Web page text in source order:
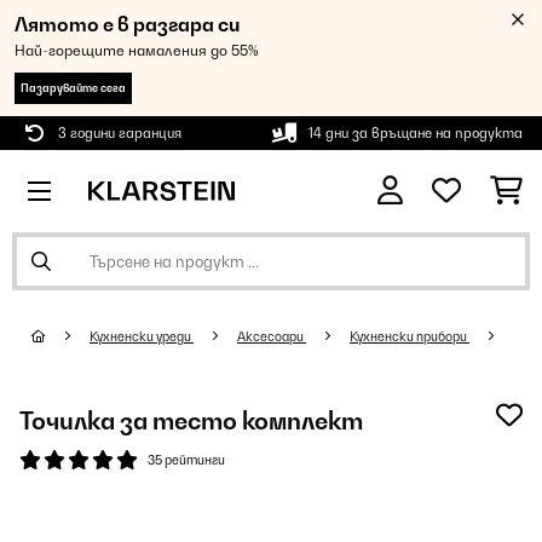
Лятото е в разгара си
Най-горещите намаления до 55%
Пазарувайте сега
3 години гаранция 14 дни за връщане на продукта
Кухненски уреди Аксесоари Кухненски прибори
Точилка за тесто комплект
35 рейтинги